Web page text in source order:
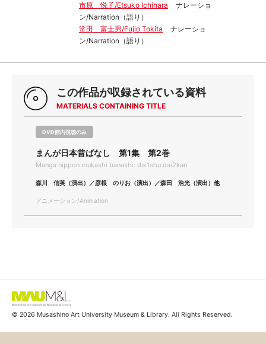
市原 悦子/Etsuko Ichihara
ナレーショ
ン/Narration（語り）
常田 富士男/Fujio Tokita
ナレーショ
ン/Narration（語り）
この作品が収録されている資料
MATERIALS CONTAINING TITLE
DVD館内視聴のみ
まんが日本昔ばなし 第1集 第2巻
Manga nippon mukashi banashi: dai1shu dai2kan
森川 信英（演出）／彦根 のりお（演出）／森田 浩光（演出）他
アニメーション/Animation
© 2026 Musashino Art University Museum & Library. All Rights Reserved.